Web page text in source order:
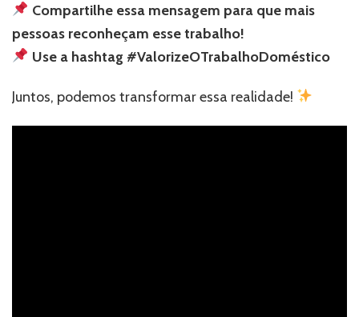
Compartilhe essa mensagem para que mais
pessoas reconheçam esse trabalho!
Use a hashtag #ValorizeOTrabalhoDoméstico
Juntos, podemos transformar essa realidade!